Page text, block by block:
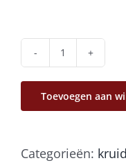
Baharat
aantal
Toevoegen aan
Categorieën: